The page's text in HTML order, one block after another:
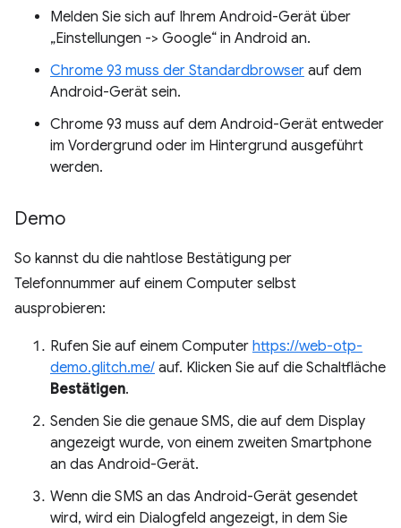
Melden Sie sich auf Ihrem Android-Gerät über
„Einstellungen -> Google“ in Android an.
Chrome 93 muss der Standardbrowser auf dem
Android-Gerät sein.
Chrome 93 muss auf dem Android-Gerät entweder
im Vordergrund oder im Hintergrund ausgeführt
werden.
Demo
So kannst du die nahtlose Bestätigung per
Telefonnummer auf einem Computer selbst
ausprobieren:
Rufen Sie auf einem Computer https://web-otp-
demo.glitch.me/ auf. Klicken Sie auf die Schaltfläche
Bestätigen.
Senden Sie die genaue SMS, die auf dem Display
angezeigt wurde, von einem zweiten Smartphone
an das Android-Gerät.
Wenn die SMS an das Android-Gerät gesendet
wird, wird ein Dialogfeld angezeigt, in dem Sie